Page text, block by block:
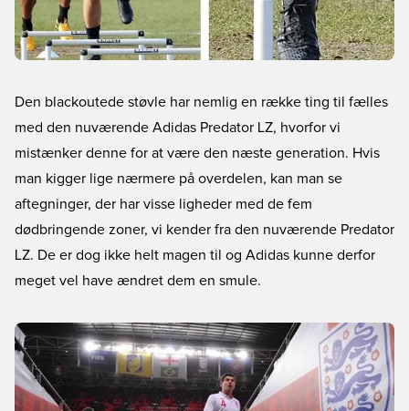
Den blackoutede støvle har nemlig en række ting til fælles
med den nuværende Adidas Predator LZ, hvorfor vi
mistænker denne for at være den næste generation. Hvis
man kigger lige nærmere på overdelen, kan man se
aftegninger, der har visse ligheder med de fem
dødbringende zoner, vi kender fra den nuværende Predator
LZ. De er dog ikke helt magen til og Adidas kunne derfor
meget vel have ændret dem en smule.